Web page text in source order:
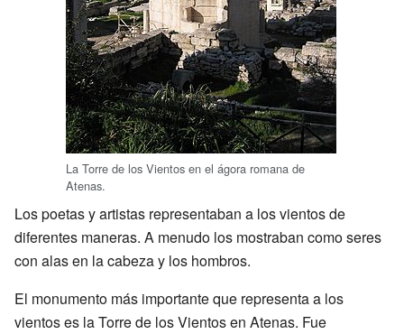
La Torre de los Vientos en el ágora romana de
Atenas.
Los poetas y artistas representaban a los vientos de
diferentes maneras. A menudo los mostraban como seres
con alas en la cabeza y los hombros.
El monumento más importante que representa a los
vientos es la Torre de los Vientos en Atenas. Fue